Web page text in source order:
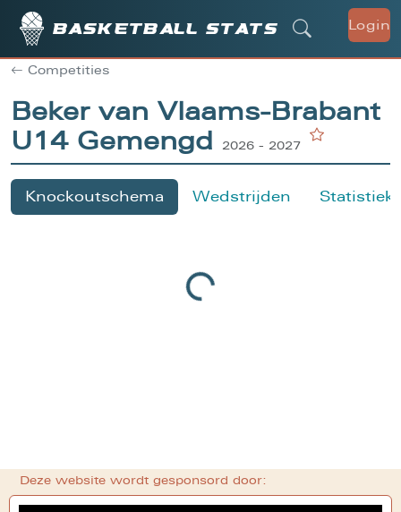
Basketball stats Login
Competities
Beker van Vlaams-Brabant
U14 Gemengd
2026 - 2027
Knockoutschema Wedstrijden
Deze website wordt gesponsord door: